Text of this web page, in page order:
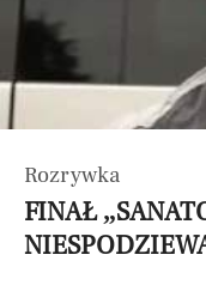
Rozrywka
FINAŁ